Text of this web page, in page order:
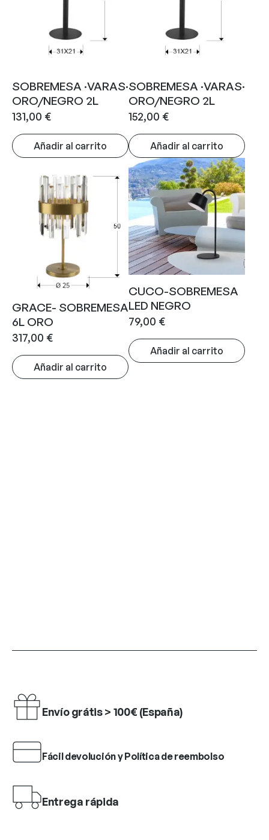
SOBREMESA ·VARAS·
ORO/NEGRO 2L
131,00 €
Añadir al carrito
SOBREMESA ·VARAS·
ORO/NEGRO 2L
152,00 €
Añadir al carrito
GRACE- SOBREMESA
6L ORO
317,00 €
Añadir al carrito
CUCO-SOBREMESA
LED NEGRO
79,00 €
Añadir al carrito
Envío grátis > 100€ (España)
Fácil devolución y Política de reembolso
Entrega rápida